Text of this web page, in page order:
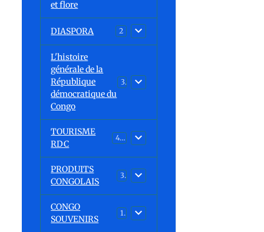
et flore
DIASPORA 2
L'histoire
générale de la
République
démocratique du
Congo
30
TOURISME
RDC
43
PRODUITS
CONGOLAIS
3
CONGO
SOUVENIRS
1